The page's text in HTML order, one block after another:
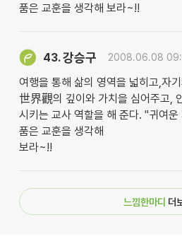
품은 교훈을 생각해 보라~!!
43.강승구 2008.06.08
여행을 통해 삶의 영역을 넓히고,자
世界觀의 깊이와 가치을 심어주고,
시키는 교사 역할을 해 준다. "귀여
품은 교훈을 생각해
보라~!!
느낌한마디 더